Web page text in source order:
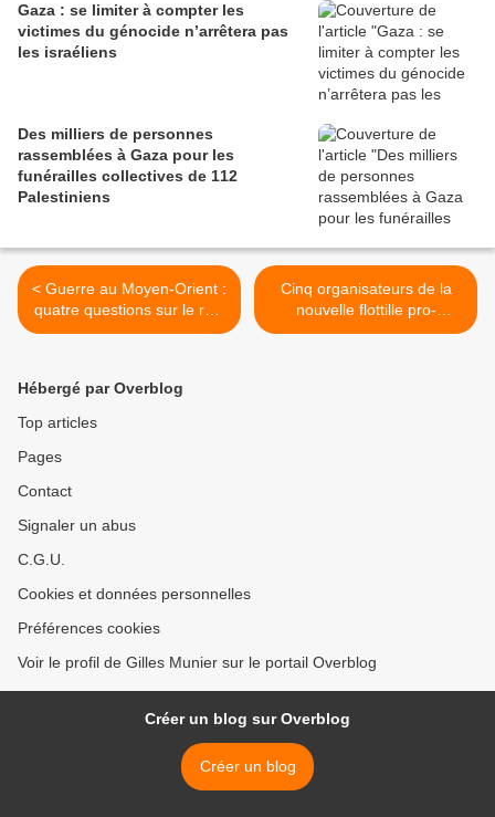
Gaza : se limiter à compter les
victimes du génocide n’arrêtera pas
les israéliens
Des milliers de personnes
rassemblées à Gaza pour les
funérailles collectives de 112
Palestiniens
< Guerre au Moyen-Orient :
quatre questions sur le rôle
que peuvent jouer les
Cinq organisateurs de la
nouvelle flottille pro-
palestinienne arrêtés en
Hébergé par Overblog
Top articles
Pages
Contact
Signaler un abus
C.G.U.
Cookies et données personnelles
Préférences cookies
Voir le profil de Gilles Munier sur le portail Overblog
Créer un blog sur Overblog
Créer un blog